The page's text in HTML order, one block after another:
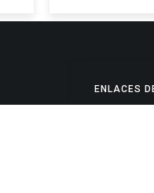
ENLACES